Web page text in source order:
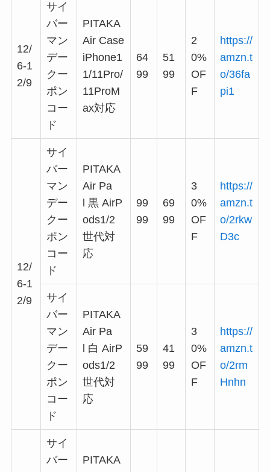
12/
6-1
2/9
サイ
バー
マン
デー
クー
ポン
コー
ド
PITAKA
Air Case
iPhone1
1/11Pro/
11ProM
ax対応
64
99
51
99
2
0%
OF
F
https://
amzn.t
o/36fa
pi1
12/
6-1
2/9
サイ
バー
マン
デー
クー
ポン
コー
ド
PITAKA
Air Pa
l 黒 AirP
ods1/2
世代対
応
99
99
69
99
3
0%
OF
F
https://
amzn.t
o/2rkw
D3c
サイ
バー
マン
デー
クー
ポン
コー
ド
PITAKA
Air Pa
l 白 AirP
ods1/2
世代対
応
59
99
41
99
3
0%
OF
F
https://
amzn.t
o/2rm
Hnhn
サイ
バー
PITAKA